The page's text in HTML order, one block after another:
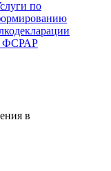
по
ФСРАР
в